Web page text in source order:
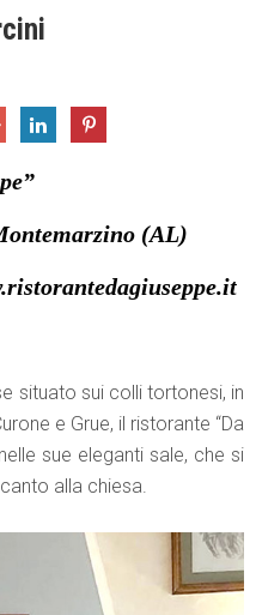
(AL)
situato sui colli tortonesi, in
e Grue, il ristorante “Da
sue eleganti sale, che si
alla chiesa.